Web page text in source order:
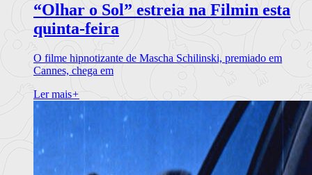
“Olhar o Sol” estreia na Filmin esta
quinta-feira
O filme hipnotizante de Mascha Schilinski, premiado em
Cannes, chega em
Ler mais+